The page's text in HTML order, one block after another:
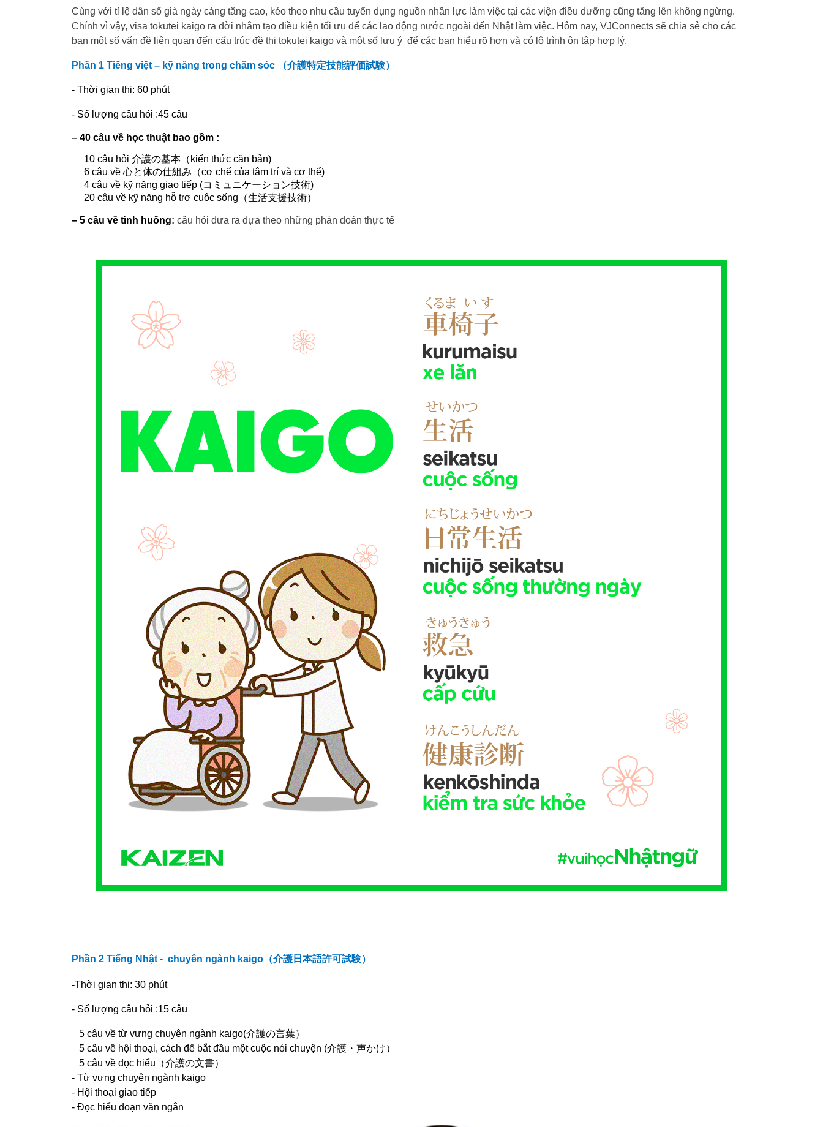
Cùng với tỉ lệ dân số già ngày càng tăng cao, kéo theo nhu cầu tuyển dụng nguồn nhân lực làm việc tại các viện điều dưỡng cũng tăng lên không ngừng.
Chính vì vậy, visa tokutei kaigo ra đời nhằm tạo điều kiện tối ưu để các lao động nước ngoài đến Nhật làm việc. Hôm nay, VJConnects sẽ chia sẻ cho các
bạn một số vấn đề liên quan đến cấu trúc đề thi tokutei kaigo và một số lưu ý để các bạn hiểu rõ hơn và có lộ trình ôn tập hợp lý.
Phần 1 Tiếng việt – kỹ năng trong chăm sóc （介護特定技能評価試験）
- Thời gian thi: 60 phút
- Số lượng câu hỏi :45 câu
– 40 câu về học thuật bao gồm :
10 câu hỏi 介護の基本（ kiến thức căn bản)
6 câu về 心と体の仕組み （cơ chế của tâm trí và cơ thể)
4 câu về kỹ năng giao tiếp (コミュニケーション技術)
20 câu về kỹ năng hỗ trợ cuộc sống （生活支援技術）
– 5 câu về tình huống: câu hỏi đưa ra dựa theo những phán đoán thực tế
Phần 2 Tiếng Nhật - chuyên ngành kaigo （介護日本語許可試験）
-Thời gian thi: 30 phút
- Số lượng câu hỏi :15 câu
5 câu về từ vựng chuyên ngành kaigo(介護の言葉）
5 câu về hội thoại, cách để bắt đầu một cuộc nói chuyện (介護 ・ 声かけ）
5 câu về đọc hiểu （介護の文書）
- Từ vựng chuyên ngành kaigo
- Hội thoại giao tiếp
- Đọc hiểu đoạn văn ngắn